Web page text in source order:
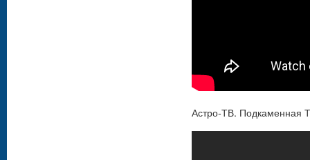
Астро-ТВ. Подкаменная